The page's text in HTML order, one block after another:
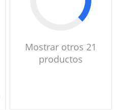
Mostrar otros 21
productos